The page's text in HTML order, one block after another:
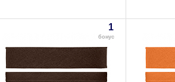
1
бонус